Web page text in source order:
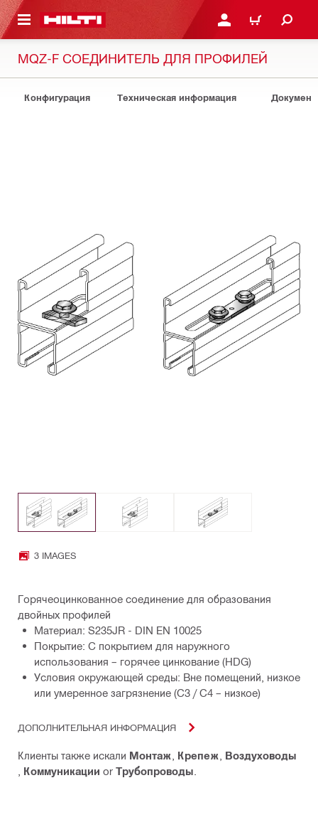
КОНТЕНТУ ВОЙДИТЕ В СВОЮ
КОРЗИНА
MQZ-F СОЕДИНИТЕЛЬ ДЛЯ ПРОФИЛЕЙ
Конфигурация Техническая информация
3 IMAGES
Горячеоцинкованное соединение для образования
двойных профилей
Материал: S235JR - DIN EN 10025
Покрытие: С покрытием для наружного
использования – горячее цинкование (HDG)
Условия окружающей среды: Вне помещений, низкое
или умеренное загрязнение (C3 / C4 – низкое)
ДОПОЛНИТЕЛЬНАЯ ИНФОРМАЦИЯ
Клиенты также искали Монтаж Крепеж
Воздуховоды
Коммуникации or Трубопроводы